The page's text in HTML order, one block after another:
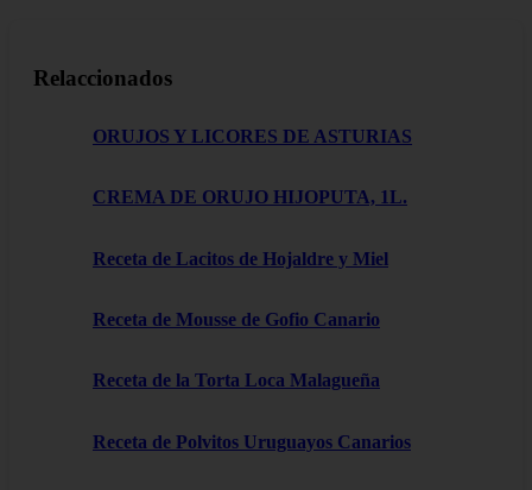
Relaccionados
ORUJOS Y LICORES DE ASTURIAS
CREMA DE ORUJO HIJOPUTA, 1L.
Receta de Lacitos de Hojaldre y Miel
Receta de Mousse de Gofio Canario
Receta de la Torta Loca Malagueña
Receta de Polvitos Uruguayos Canarios